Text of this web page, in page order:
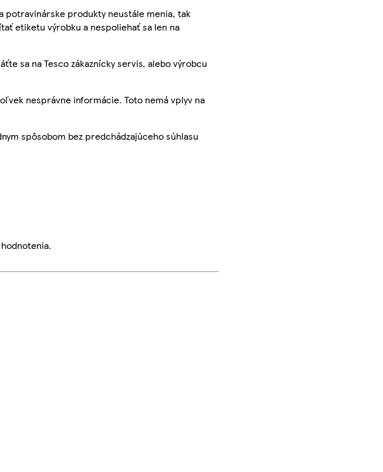
potravinárske produkty neustále menia, tak
etiketu výrobku a nespoliehať sa len na
sa na Tesco zákaznícky servis, alebo výrobcu
nesprávne informácie. Toto nemá vplyv na
spôsobom bez predchádzajúceho súhlasu